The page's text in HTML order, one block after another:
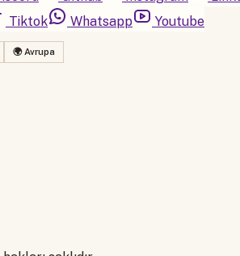
Tiktok Whatsapp Youtube
🌍 Avrupa